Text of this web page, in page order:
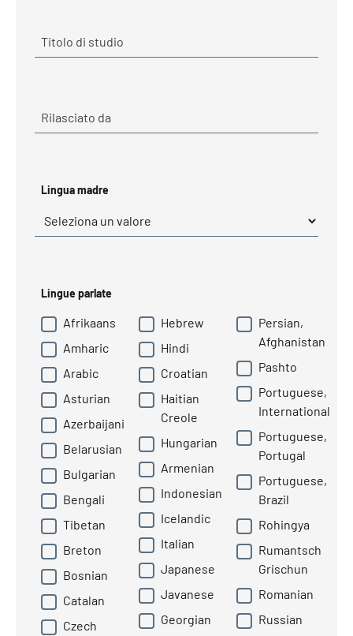
Titolo di studio
Rilasciato da
Lingua madre
Lingua madre
Lingue parlate
Afrikaans
Amharic
Arabic
Asturian
Azerbaijani
Belarusian
Bulgarian
Bengali
Tibetan
Breton
Bosnian
Catalan
Czech
Hebrew
Hindi
Croatian
Haitian
Creole
Hungarian
Armenian
Indonesian
Icelandic
Italian
Japanese
Javanese
Georgian
Persian,
Afghanistan
Pashto
Portuguese,
International
Portuguese,
Portugal
Portuguese,
Brazil
Rohingya
Rumantsch
Grischun
Romanian
Russian